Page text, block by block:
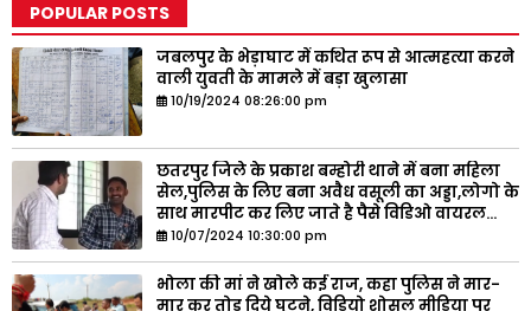
POPULAR POSTS
जबलपुर के भेड़ाघाट में कथित रूप से आत्महत्या करने
वाली युवती के मामले में बड़ा खुलासा
10/19/2024 08:26:00 pm
छतरपुर जिले के प्रकाश बम्होरी थाने में बना महिला
सेल,पुलिस के लिए बना अवैध वसूली का अड्डा,लोगो के
साथ मारपीट कर लिए जाते है पैसे विडिओ वायरल...
10/07/2024 10:30:00 pm
भोला की मां ने खोले कई राज, कहा पुलिस ने मार-
मार कर तोड़ दिये घुटने, विडियो शोसल मीडिया पर